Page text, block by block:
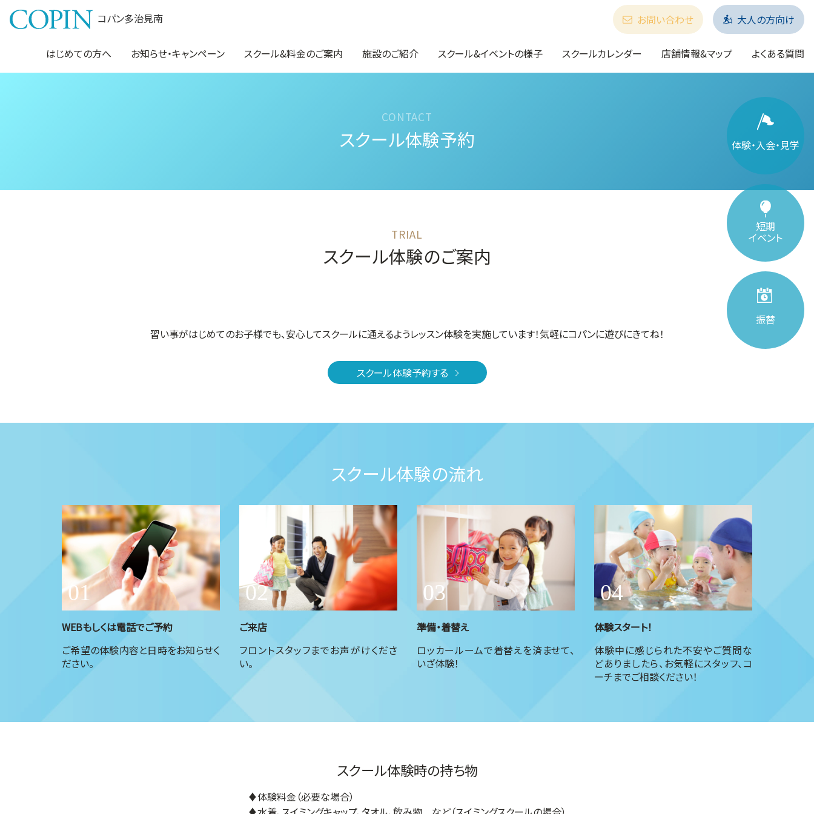
コパン多治見南
はじめての方へ お知らせ・キャンペーン スクール&料金のご案内 施設のご紹介 スクール&イベントの様子 スクールカレンダー 店舗情報&マップ よくある質問
お問い合わせ 大人の方向け
スクール体験予約
スクール体験のご案内
習い事がはじめてのお子様でも、安心してスクールに通えるようレッスン体験を実施しています！気軽にコパンに遊びにきてね！
スクール体験予約する
スクール体験の流れ
WEBもしくは電話でご予約
ご希望の体験内容と日時をお知らせく
ださい。
ご来店
フロントスタッフまでお声がけくださ
い。
準備・着替え
ロッカールームで着替えを済ませて、
いざ体験！
体験スタート！
体験中に感じられた不安やご質問な
どありましたら、お気軽にスタッフ、コ
ーチまでご相談ください！
スクール体験時の持ち物
♦体験料金（必要な場合）
体験・入会・見学
短期
イベント
振替